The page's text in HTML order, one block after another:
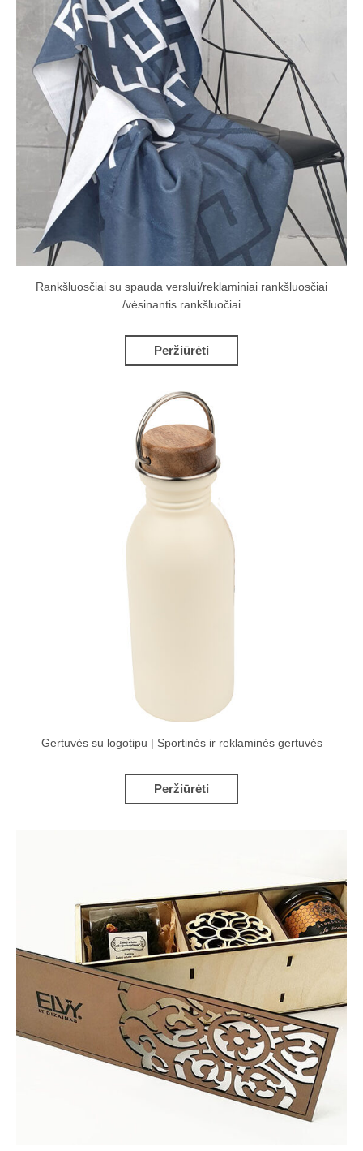
Rankšluosčiai su spauda verslui/reklaminiai rankšluosčiai
/vėsinantis rankšluočiai
Peržiūrėti
Gertuvės su logotipu | Sportinės ir reklaminės gertuvės
Peržiūrėti